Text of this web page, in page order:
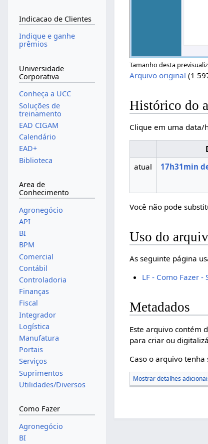
Tamanho desta
Arquivo original (1
Histórico do
Clique em uma data/
atual
17h31min
Você não pode
Uso do
As seguinte página
LF - Como Fazer -
Metadados
Este arquivo contém
para criar ou
Caso o arquivo
Mostrar detalhes
Indicacao de Clientes
Indique e ganhe
prêmios
Universidade
Corporativa
Conheça a UCC
Soluções de
treinamento
EAD CIGAM
Calendário
EAD+
Biblioteca
Area de
Conhecimento
Agronegócio
API
BI
BPM
Comercial
Contábil
Controladoria
Finanças
Fiscal
Integrador
Logística
Manufatura
Portais
Serviços
Suprimentos
Utilidades/Diversos
Como Fazer
Agronegócio
BI